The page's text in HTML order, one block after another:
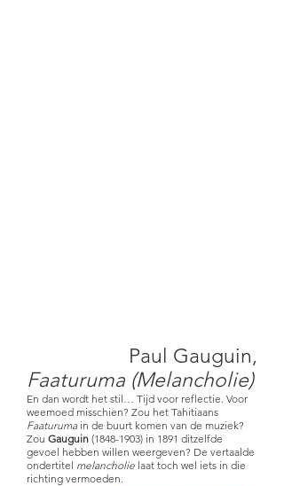
Paul Gauguin,
Faaturuma (Melancholie)
En dan wordt het stil… Tijd voor reflectie. Voor
weemoed misschien? Zou het Tahitiaans
Faaturuma in de buurt komen van de muziek?
Zou Gauguin (1848-1903) in 1891 ditzelfde
gevoel hebben willen weergeven? De vertaalde
ondertitel melancholie laat toch wel iets in die
richting vermoeden.